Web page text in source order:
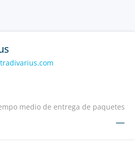
medio de entrega de paquetes
—